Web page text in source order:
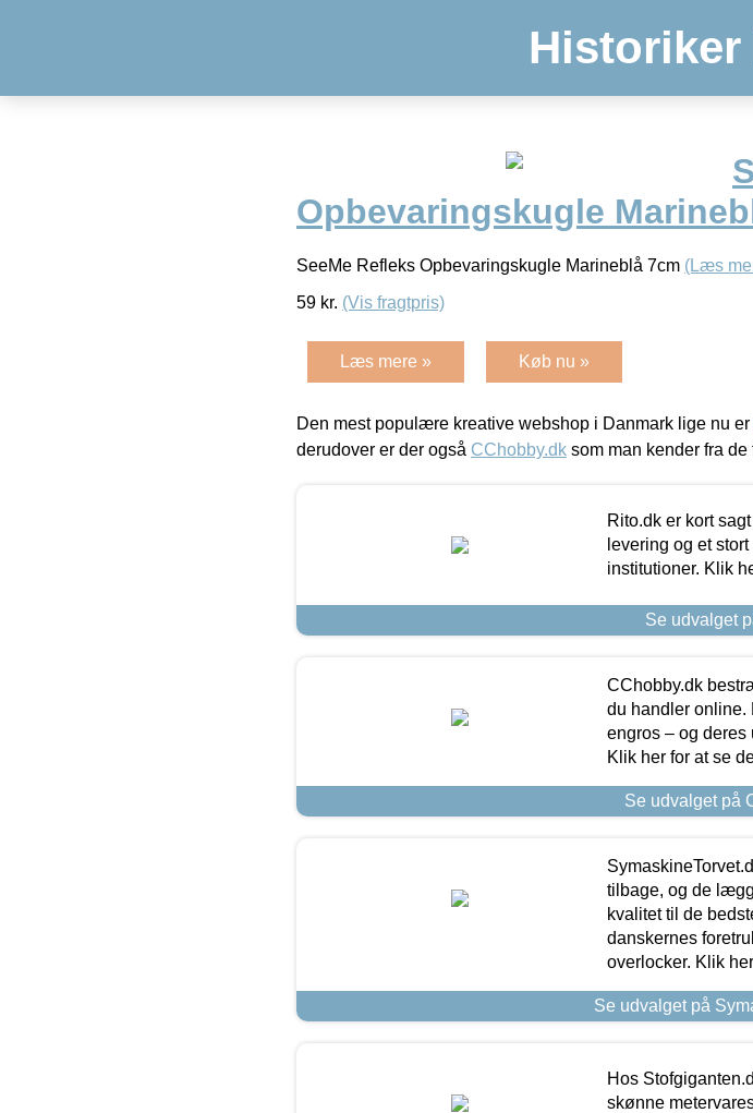
Historiker
Opbevaringskugle
SeeMe Refleks Opbevaringskugle Marineblå 7cm (Læs
59 kr. (Vis fragtpris)
Læs mere » Køb nu »
Den mest populære kreative webshop i Danmark lige nu er
derudover er der også CChobby.dk som man kender fra de
Rito.dk er kort
levering og et
institutioner. Klik
Se udvalget
CChobby.dk
du handler online.
engros – og deres
Klik her for at se
Se udvalget på
tilbage, og de
kvalitet til de
danskernes
overlocker. Klik
Se udvalget på
Hos
skønne